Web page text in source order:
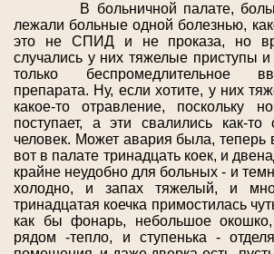
В больничной палате,
лежали больные одной болезнью,
это не СПИД и не проказа, но
случались у них тяжелые приступы
только беспромедлительное
препарата. Ну, если хотите, у них
какое-то отравление, поскольку
поступает, а эти свалились как-то
человек. Может авария была, теперь
вот в палате тринадцать коек, и
крайне неудобно для больных - и
холодно, и запах тяжелый, и
тринадцатая коечка примостилась
как бы фонарь, небольшое
рядом -тепло, и ступенька -